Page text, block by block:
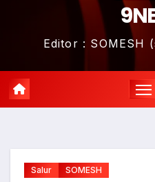
Editor : SOMESH
Salur SOMESH